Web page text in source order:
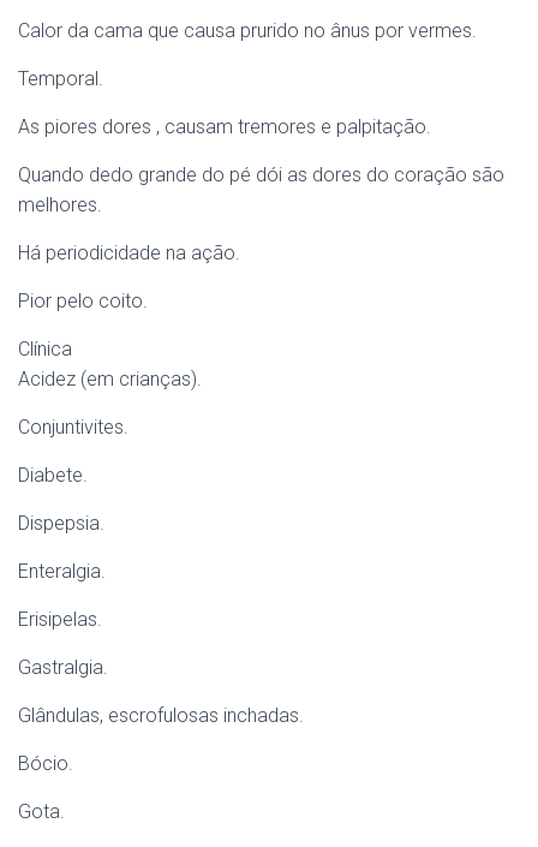
Calor da cama que causa prurido no ânus por vermes.
Temporal.
As piores dores , causam tremores e palpitação.
Quando dedo grande do pé dói as dores do coração são
melhores.
Há periodicidade na ação.
Pior pelo coito.
Clínica
Acidez (em crianças).
Conjuntivites.
Diabete.
Dispepsia.
Enteralgia.
Erisipelas.
Gastralgia.
Glândulas, escrofulosas inchadas.
Bócio.
Gota.